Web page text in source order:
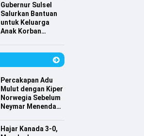
Sampah jadi
Perhatian Utama
Gubernur Sulsel
Salurkan Bantuan
untuk Keluarga
Anak Korban
Percakapan Adu
Mulut dengan Kiper
Norwegia Sebelum
Neymar Menendang
Hajar Kanada 3-0,